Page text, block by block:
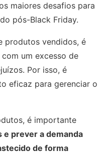
maiores desafios para
pós-Black Friday.
produtos vendidos, é
um excesso de
Por isso, é
eficaz para gerenciar o
é importante
e prever a demanda
de forma